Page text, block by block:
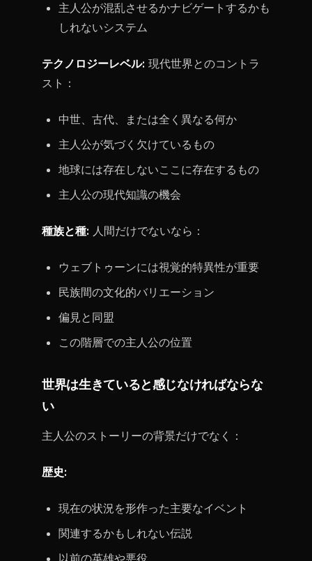
主人公が混乱させるかナビゲートするかも
しれないシステム
テクノロジーレベル: 現代世界とのコントラ
スト：
中世、古代、または全く異なる何か
主人公が気づく欠けているもの
地球には存在しないここに存在するもの
主人公の現代知識の機会
種族と種: 人間だけでないなら：
ウェブトゥーンには視覚的特異性が重要
民族間の文化的バリエーション
偏見と同盟
この階層での主人公の位置
世界は生きていると感じなければならな
い
主人公のストーリーの背景だけでなく：
歴史:
現在の状況を形作った主要なイベント
関連するかもしれない伝説
以前の英雄や悪役